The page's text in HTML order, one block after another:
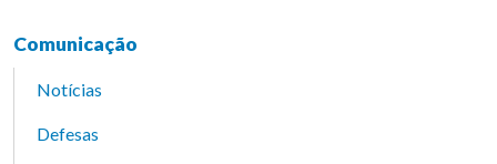
Comunicação
Notícias
Defesas